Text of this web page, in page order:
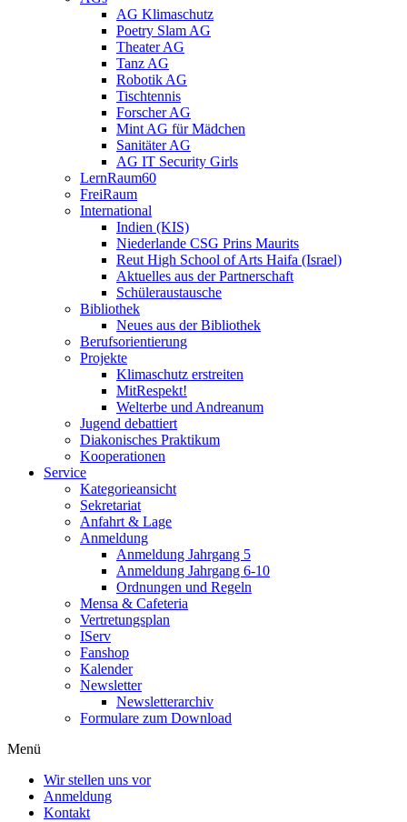
AG Klimaschutz
Poetry Slam AG
Theater AG
Tanz AG
Robotik AG
Tischtennis
Forscher AG
Mint AG für Mädchen
Sanitäter AG
AG IT Security Girls
LernRaum60
FreiRaum
International
Indien (KIS)
Niederlande CSG Prins Maurits
Reut High School of Arts Haifa (Israel)
Aktuelles aus der Partnerschaft
Schüleraustausche
Bibliothek
Neues aus der Bibliothek
Berufsorientierung
Projekte
Klimaschutz erstreiten
MitRespekt!
Welterbe und Andreanum
Jugend debattiert
Diakonisches Praktikum
Kooperationen
Service
Kategorieansicht
Sekretariat
Anfahrt & Lage
Anmeldung
Anmeldung Jahrgang 5
Anmeldung Jahrgang 6-10
Ordnungen und Regeln
Mensa & Cafeteria
Vertretungsplan
IServ
Fanshop
Kalender
Newsletter
Newsletterarchiv
Formulare zum Download
Menü
Wir stellen uns vor
Anmeldung
Kontakt